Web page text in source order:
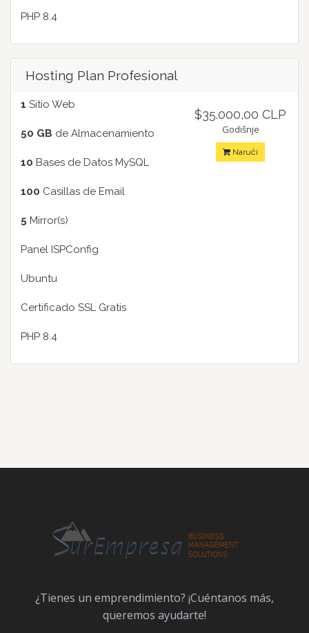
PHP 8.4
Hosting Plan Profesional
1 Sitio Web
50 GB de Almacenamiento
10 Bases de Datos MySQL
100 Casillas de Email
5 Mirror(s)
Panel ISPConfig
Ubuntu
Certificado SSL Gratis
PHP 8.4
$35.000,00 CLP
Godišnje
Naruči
¿Tienes un emprendimiento? ¡Cuéntanos más,
queremos ayudarte!